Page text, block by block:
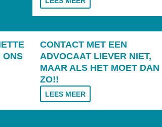
ONS
CONTACT MET EEN
ADVOCAAT LIEVER NIET,
MAAR ALS HET MOET DAN
ZO!!
LEES MEER